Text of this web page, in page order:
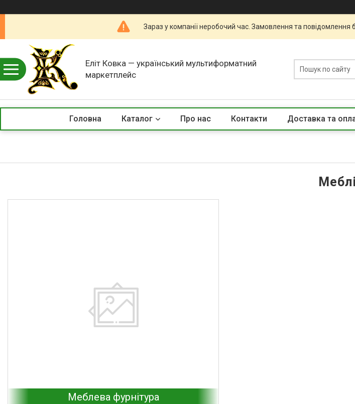
Зараз у компанії неробочий час. Замовлення та повідомлення
Еліт Ковка — український мультиформатний
маркетплейс
Головна Каталог Про нас Контакти Доставка та
Меблі
Меблева фурнітура